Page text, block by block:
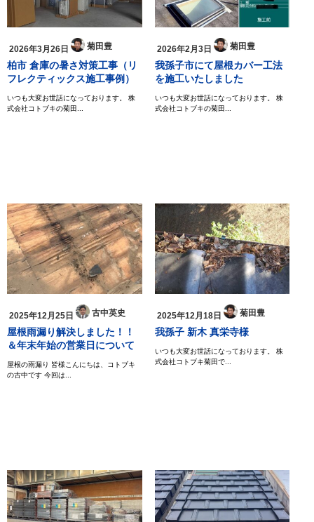
2026年3月26日 菊田豊
柏市 倉庫の暑さ対策工事（リ
フレクティックス施工事例）
いつも大変お世話になっております。 株
式会社コトブキの菊田...
2026年2月3日 菊田豊
我孫子市にて屋根カバー工法
を施工いたしました
いつも大変お世話になっております。 株
式会社コトブキの菊田...
2025年12月25日 古中英史
屋根雨漏り解決しました！！
＆年末年始の営業日について
屋根の雨漏り 皆様こんにちは、コトブキ
の古中です 今回は...
2025年12月18日 菊田豊
我孫子 新木 真栄寺様
いつも大変お世話になっております。 株
式会社コトブキ菊田で...